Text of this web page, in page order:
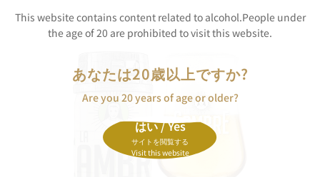
This website contains content related to alcohol.People under
the age of 20 are prohibited to visit this website.
あなたは20歳以上ですか?
Are you 20 years of age or older?
はい / Yes
サイトを閲覧する
Visit this website